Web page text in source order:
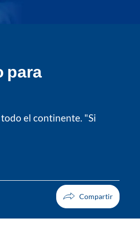
para
el continente. "Si